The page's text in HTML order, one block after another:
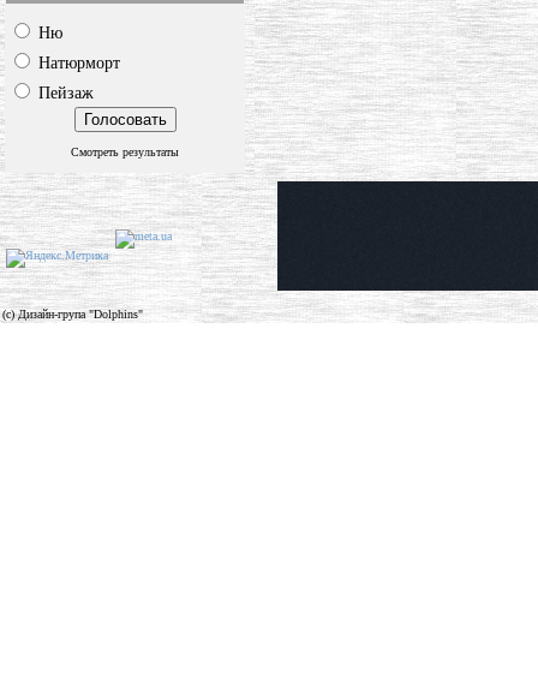
Ню
Натюрморт
Пейзаж
Смотреть результаты
(c) Дизайн-група "Dolphins"